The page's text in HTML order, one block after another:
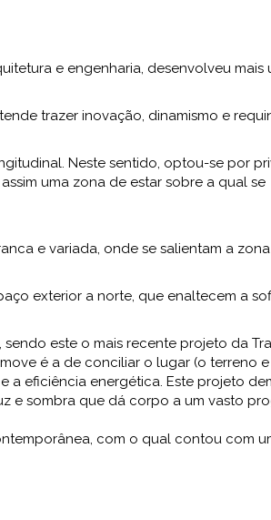
e engenharia, desenvolveu mais
trazer inovação, dinamismo e
Neste sentido, optou-se por
uma zona de estar sobre a qual se
e variada, onde se salientam a
exterior a norte, que enaltecem a
este o mais recente projeto da
é a de conciliar o lugar (o terreno e
eficiência energética. Este projeto
e sombra que dá corpo a um vasto
com o qual contou com